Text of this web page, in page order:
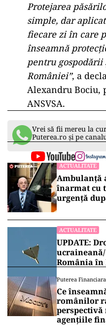
Protejarea
simple, dar
fiecare zi în care
înseamnă
pentru
României”, a
Alexandru Bociu,
ANSVSA.
Vrei să fii mereu la
Puterea.ro și pe
ACTUALITATE
Ambulanță
înarmat cu
urgență
ACTUALITATE
UPDATE:
România în
Puterea Financiara
Ce
românilor
perspectivă
agențiile